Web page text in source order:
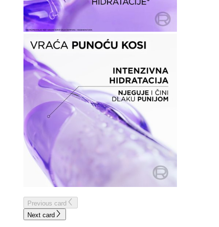
Previous card
Next card